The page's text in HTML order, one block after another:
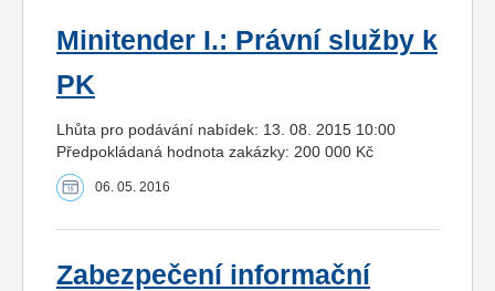
Minitender I.: Právní služby k
PK
Lhůta pro podávání nabídek: 13. 08. 2015 10:00
Předpokládaná hodnota zakázky: 200 000 Kč
06. 05. 2016
Zabezpečení informační